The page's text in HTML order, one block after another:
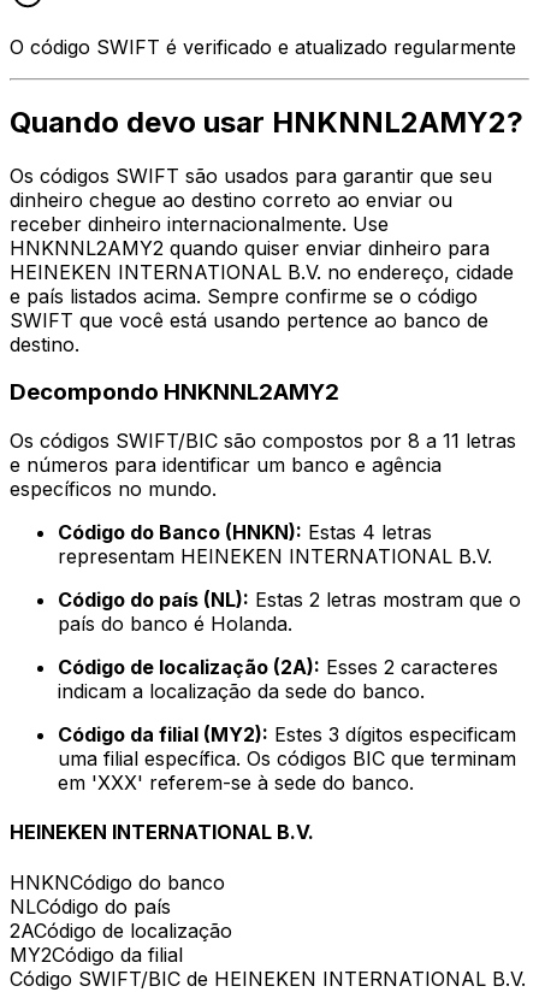
O código SWIFT é verificado e atualizado regularmente
Quando devo usar HNKNNL2AMY2?
Os códigos SWIFT são usados para garantir que seu
dinheiro chegue ao destino correto ao enviar ou
receber dinheiro internacionalmente. Use
HNKNNL2AMY2 quando quiser enviar dinheiro para
HEINEKEN INTERNATIONAL B.V. no endereço, cidade
e país listados acima. Sempre confirme se o código
SWIFT que você está usando pertence ao banco de
destino.
Decompondo HNKNNL2AMY2
Os códigos SWIFT/BIC são compostos por 8 a 11 letras
e números para identificar um banco e agência
específicos no mundo.
Código do Banco (HNKN): Estas 4 letras
representam HEINEKEN INTERNATIONAL B.V.
Código do país (NL): Estas 2 letras mostram que o
país do banco é Holanda.
Código de localização (2A): Esses 2 caracteres
indicam a localização da sede do banco.
Código da filial (MY2): Estes 3 dígitos especificam
uma filial específica. Os códigos BIC que terminam
em 'XXX' referem-se à sede do banco.
HEINEKEN INTERNATIONAL B.V.
HNKNCódigo do banco
NLCódigo do país
2ACódigo de localização
MY2Código da filial
Código SWIFT/BIC de HEINEKEN INTERNATIONAL B.V.